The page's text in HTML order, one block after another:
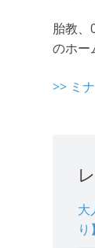
胎教、
のホー
>> ミ
大
り】